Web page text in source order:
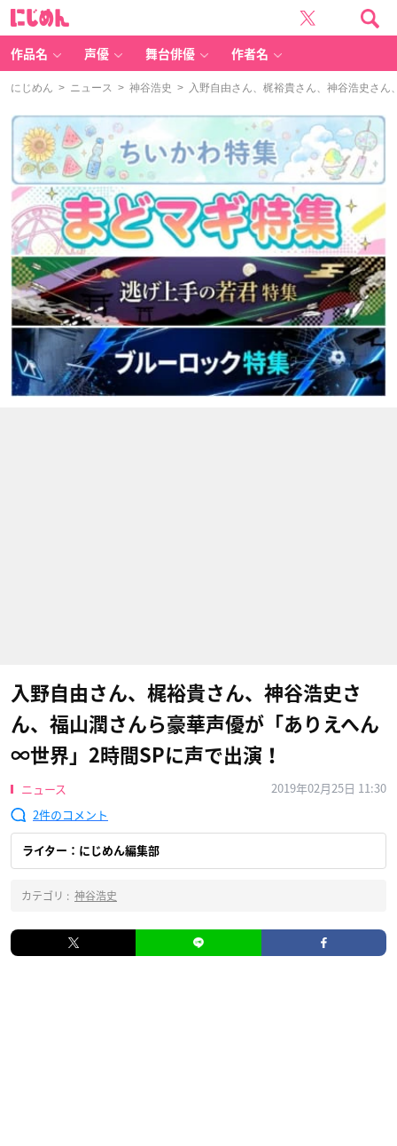
作品名 声優 舞台俳優 作者名
にじめん > ニュース > 神谷浩史 > 入野自由さん、梶裕貴さん、神谷浩史さ
入野自由さん、梶裕貴さん、神谷浩史さ
ん、福山潤さんら豪華声優が「ありえへん
∞世界」2時間SPに声で出演！
ニュース
2019年02月25日 11:30
2
ライター：にじめん編集部
カテゴリ : 神谷浩史